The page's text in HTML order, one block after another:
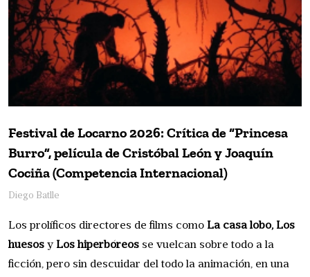
Festival de Locarno 2026: Crítica de “Princesa
Burro”, película de Cristóbal León y Joaquín
Cociña (Competencia Internacional)
Diego Batlle
Los prolíficos directores de films como La casa lobo, Los
huesos yLos hiperbóreos se vuelcan sobre todo a la
ficción, pero sin descuidar del todo la animación, en una